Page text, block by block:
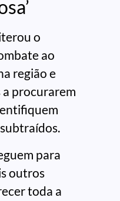
o
ao
região e
procurarem
para
outros
toda a